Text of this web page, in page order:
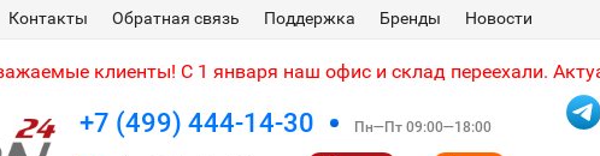
Контакты Обратная связь Поддержка Бренды Новости
клиенты! С 1 января наш офис и склад переехали.
+7 (499) 444-14-30 Пн—Пт 09:00—18:00